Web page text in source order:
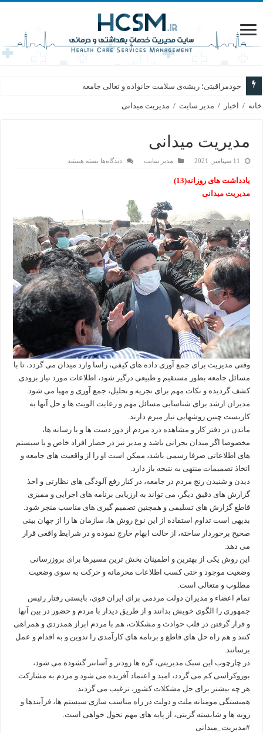
خودمراقبتی؛ ریشه‌ی سلامت خانواده و تعالی جامعه
خانه / اخبار / مدیر سایت / مدیریت میدانی
مدیریت میدانی
11 سپتامبر, 2021 مدیر سایت دیدگاه‌ها برای
بسته هستند
یادداشت های روزانه(13)
مدیریت میدانی
وقتی مدیریت برای جمع آوری داده های کیفی، راسا وارد میدان می گردد، تا با
مسائل جامعه بطور مستقیم و طبیعی درگیر شود، اطلاعات مورد نیاز بزودی
کشف گردیده و نکات مهم برای تجزیه و تحلیل، جمع آوری و مهیا می شود.
مدیران ارشد برای شناسایی مسائل مهم و رعایت الویت ها و حل آنها به
کاربست چنین روشهایی نیاز مبرم دارند.
ماندن در دفتر کار و مشاهده درد مردم از دور دست ها و یا رسانه ها،
مخصوصا اگر میدان بحرانی باشد و مدیر نیز در حصار افراد خاص و یا سیستم
های اطلاعاتی صرفا رسمی باشد، ممکن است او را از واقعیت های جامعه و
اتخاذ تصمیمات منتهی به نتیجه باز دارد.
دیدن و شنیدن رنج مردم در جامعه، در کنار رفع آلودگی های نظارتی و اخذ
گزارش های دقیق دیگر، می تواند به ارزیابی برنامه های اجرایی و ممیزی
قاطع گزارش های تسلیمی و همچنین تصمیم گیری های مناسب منجر شود.
بدیهی است تداوم استفاده از این نوع روش ها، سازمان ها را از جهان بینی
صحیح برخوردار ساخته، از حالت ابهام خارج نموده و در شرایط واقعی قرار
می دهد.
این روش یکی از بهترین و اطمینان بخش ترین مسیرها برای بروزرسانی
وضعیت موجود و حتی کسب اطلاعات محرمانه و حرکت به سوی وضعیت
مطلوب و متعالی است.
تمام اعضاء و مدیران دولت مردمی برای ایران قوی، بایستی رفتار رئیس
جمهوری را الگوی خویش بدانند و از طریق دیدار با مردم و حضور در بین آنها
و قرار گرفتن در قلب حوادث و مشکلات، هم با مردم ابراز همدردی و همراهی
کنند و هم راه حل های قاطع و برنامه های کارآمدی را تدوین و به اقدام و عمل
برسانند.
در چارچوب این سبک مدیریتی، گره ها زودتر و آسانتر گشوده می شود،
بوروکراسی کم می گردد، امید و اعتماد آفریده می شود و مردم به مشارکت
هر چه بیشتر برای حل مشکلات کشور، ترغیب می گردند.
همبستگی مومنانه ملت و دولت در راه مناسب سازی سیستم ها، فرآیندها و
رویه ها و شایسته گزینی، از پایه های مهم تحول خواهی است.
#مدیریت_میدانی